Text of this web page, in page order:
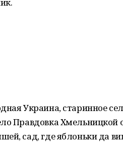
Украина, старинное
Правдовка Хмельницкой
сад, где яблоньки да